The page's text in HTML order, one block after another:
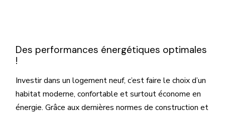
Des performances énergétiques optimales
!
Investir dans un logement neuf, c’est faire le choix d’un
habitat moderne, confortable et surtout économe en
énergie. Grâce aux dernières normes de construction et